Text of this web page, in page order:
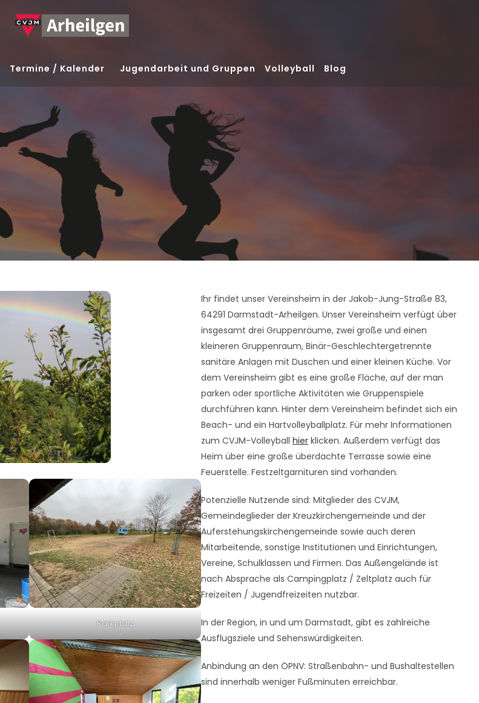
Termine / Kalender Jugendarbeit und Gruppen Volleyball Blog
Parkplatz
Ihr findet unser Vereinsheim in der Jakob-Jung-Straße 83,
64291 Darmstadt-Arheilgen. Unser Vereinsheim verfügt über
insgesamt drei Gruppenräume, zwei große und einen
kleineren Gruppenraum, Binär-Geschlechtergetrennte
sanitäre Anlagen mit Duschen und einer kleinen Küche. Vor
dem Vereinsheim gibt es eine große Fläche, auf der man
parken oder sportliche Aktivitäten wie Gruppenspiele
durchführen kann. Hinter dem Vereinsheim befindet sich ein
Beach- und ein Hartvolleyballplatz. Für mehr Informationen
zum CVJM-Volleyballhier klicken. Außerdem verfügt das
Heim über eine große überdachte Terrasse sowie eine
Feuerstelle. Festzeltgarnituren sind vorhanden.
Potenzielle Nutzende sind: Mitglieder des CVJM,
Gemeindeglieder der Kreuzkirchengemeinde und der
Auferstehungskirchengemeinde sowie auch deren
Mitarbeitende, sonstige Institutionen und Einrichtungen,
Vereine, Schulklassen und Firmen. Das Außengelände ist
nach Absprache als Campingplatz / Zeltplatz auch für
Freizeiten / Jugendfreizeiten nutzbar.
In der Region, in und um Darmstadt, gibt es zahlreiche
Ausflugsziele und Sehenswürdigkeiten.
Anbindung an den ÖPNV: Straßenbahn- und Bushaltestellen
sind innerhalb weniger Fußminuten erreichbar.